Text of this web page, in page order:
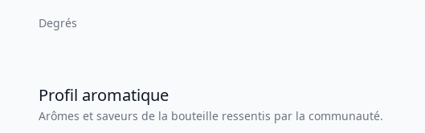
Degrés
Profil aromatique
Arômes et saveurs de la bouteille ressentis par la communauté.